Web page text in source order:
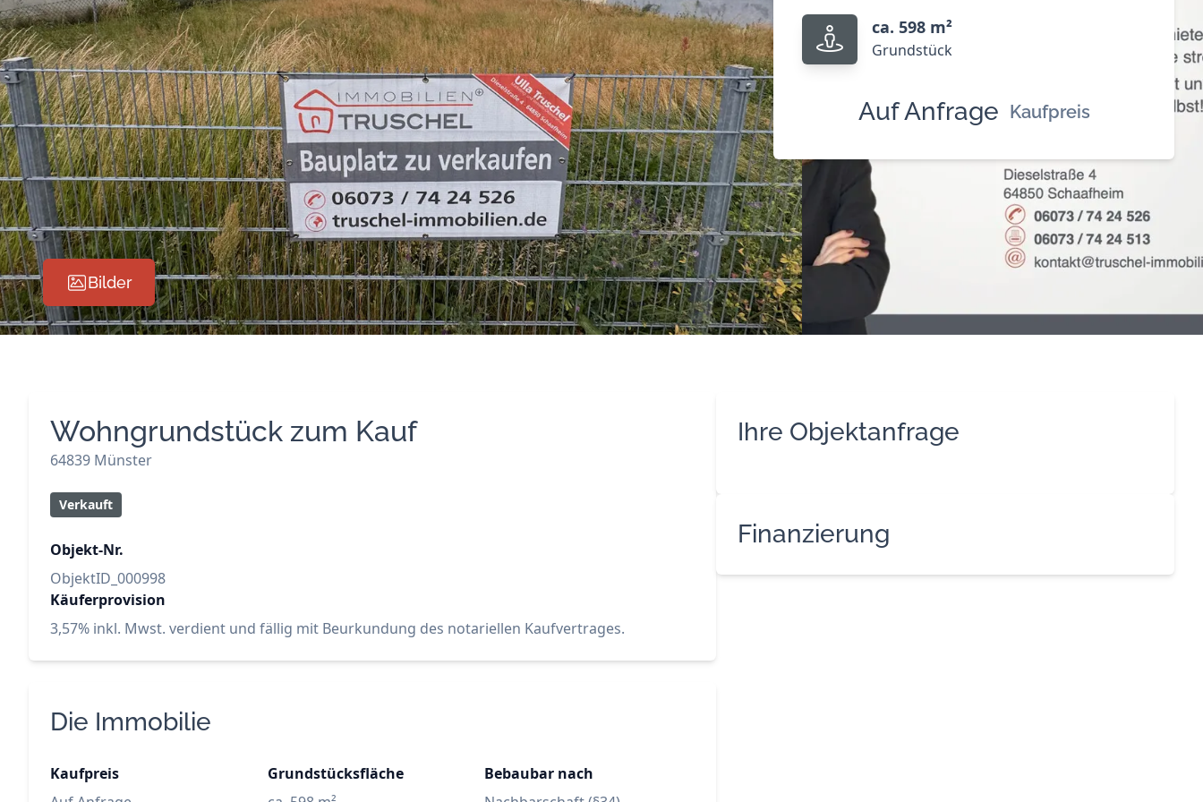
Bilder
ca. 598 m²
Grundstück
Auf Anfrage Kaufpreis
Wohngrundstück zum Kauf
64839 Münster
Verkauft
Objekt-Nr.
ObjektID_000998
Käuferprovision
3,57% inkl. Mwst. verdient und fällig mit Beurkundung des notariellen Kaufvertrages.
Die Immobilie
Kaufpreis
Grundstücksfläche
Bebaubar nach
Ihre Objektanfrage
Finanzierung